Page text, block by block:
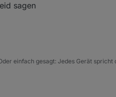
sagen
einfach gesagt: Jedes Gerät